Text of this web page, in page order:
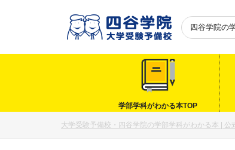
四谷学院の
学部学科がわかる本TOP
大学受験予備校・四谷学院の学部学科がわかる本 | 公